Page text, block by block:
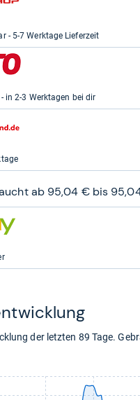
- 5-7 Werktage Lieferzeit
in 2-3 Werktagen bei dir
ab 95,04 € bis
der letzten 89 Tage.